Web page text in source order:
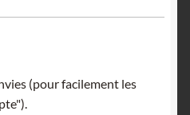
(pour facilement les